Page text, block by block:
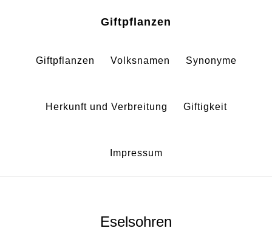
springen
springen
Giftpflanzen
Giftpflanzen Volksnamen Synonyme
Herkunft und Verbreitung Giftigkeit
Impressum
Eselsohren